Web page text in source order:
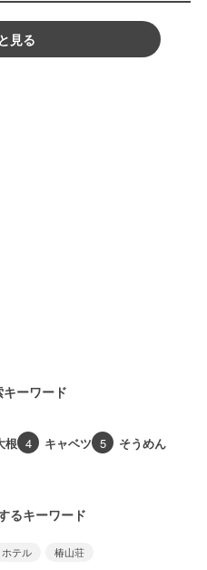
見る
ーワード
根 4 キャベツ 5 そうめん
るキーワード
ホテル 椿山荘